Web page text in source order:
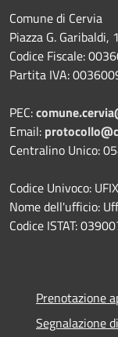
Comune di Cervia
Piazza G.
Codice Fiscale:
Partita IVA:
PEC:
Email:
Centralino Unico:
Codice Univoco:
Nome dell'ufficio:
Codice ISTAT:
Prenotazione
Segnalazione